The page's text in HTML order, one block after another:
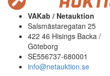
VAKab / Netauktion
Salsmästaregatan 25
422 46 Hisings Backa /
Göteborg
SE556737-680001
info@netauktion.se